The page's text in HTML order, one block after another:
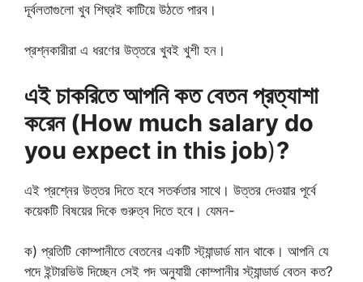
দূর্বলতাগুলো খুব শিঘ্রই কাটিয়ে উঠতে পারব।
প্রশ্নকারীরা এ ধরণের উত্তরে খুবই খুশী হন।
এই চাকরিতে আপনি কত বেতন প্রত্যাশা
করেন (How much salary do
you expect in this job)?
এই প্রশ্নের উত্তর দিতে হবে সতর্কতার সাথে। উত্তর দেওয়ার পূর্বে
কয়েকটি বিষয়ের দিকে গুরুত্ব দিতে হবে। যেমন-
ক) প্রতিটি কোম্পানীতে বেতনের একটি স্ট্যান্ডার্ড মান থাকে। আপনি যে
পদে ইন্টারভিউ দিচ্ছেন সেই পদ অনুযায়ী কোম্পানীর স্ট্যান্ডার্ড বেতন কত?